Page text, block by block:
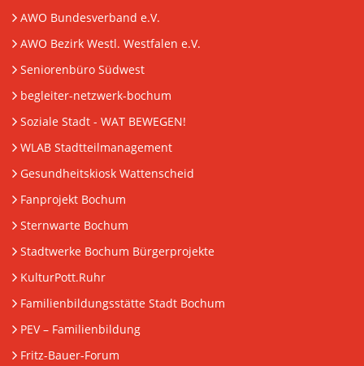
AWO Bundesverband e.V.
AWO Bezirk Westl. Westfalen e.V.
Seniorenbüro Südwest
begleiter-netzwerk-bochum
Soziale Stadt - WAT BEWEGEN!
WLAB Stadtteilmanagement
Gesundheitskiosk Wattenscheid
Fanprojekt Bochum
Sternwarte Bochum
Stadtwerke Bochum Bürgerprojekte
KulturPott.Ruhr
Familienbildungsstätte Stadt Bochum
PEV– Familienbildung
Fritz-Bauer-Forum